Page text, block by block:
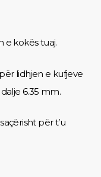
e kokës tuaj.
lidhjen e kufjeve
6.35 mm.
për t’u